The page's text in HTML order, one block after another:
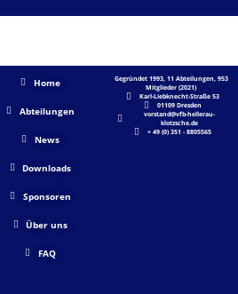
Home
Abteilungen
News
Downloads
Sponsoren
Über uns
FAQ
Gegründet 1993, 11 Abteilungen, 953
Mitglieder (2021)
Karl-Liebknecht-Straße 53
01109 Dresden
vorstand@vfb-hellerau-
klotzsche.de
+ 49 (0) 351 - 8805565